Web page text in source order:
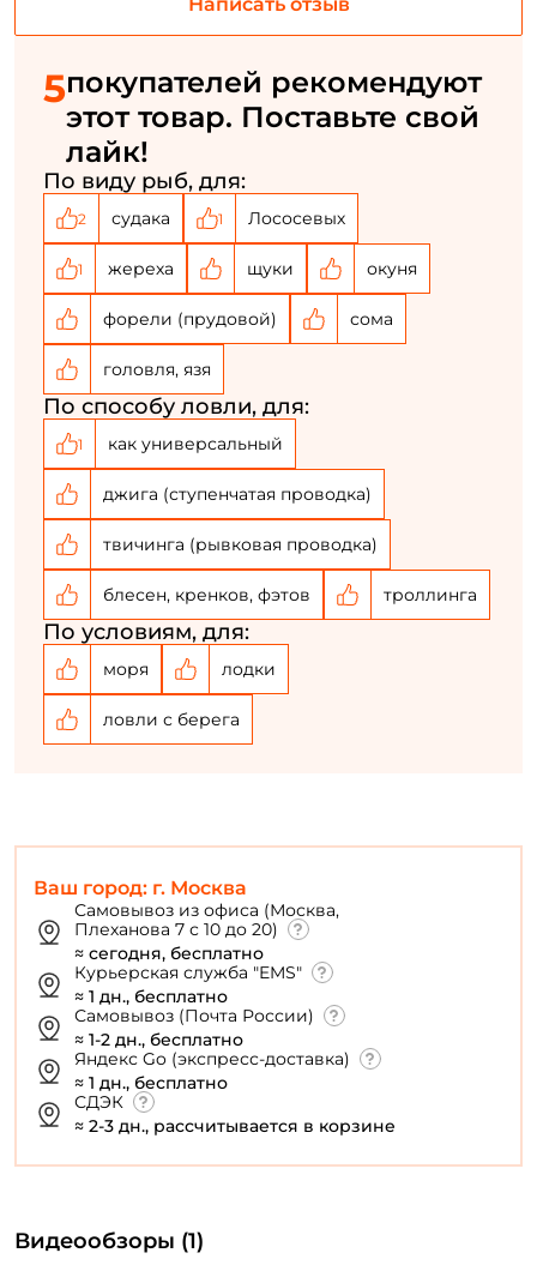
Ваш город: г. Москва
Самовывоз из офиса (Москва,
Плеханова 7 с 10 до 20)
≈ сегодня, бесплатно
Курьерская служба "EMS"
≈ 1 дн., бесплатно
Самовывоз (Почта России)
≈ 1-2 дн., бесплатно
Яндекс Go (экспресс-доставка)
≈ 1 дн., бесплатно
СДЭК
≈ 2-3 дн., рассчитывается в корзине
Написать отзыв
5покупателей рекомендуют
этот товар. Поставьте свой
лайк!
По виду рыб, для:
2 судака 1 Лососевых
1 жереха щуки окуня
форели (прудовой) сома
головля, язя
По способу ловли, для:
1 как универсальный
джига (ступенчатая проводка)
твичинга (рывковая проводка)
блесен, кренков, фэтов троллинга
По условиям, для:
моря лодки
ловли с берега
Видеообзоры (1)
ФИО: *
Email: *
Номер телефона: *
Придумайте пароль: *
Повторите пароль: *
Заполняя данную форму вы соглашаетесь на обработку
персональных данных
Создать аккаунт
У меня уже есть аккаунт